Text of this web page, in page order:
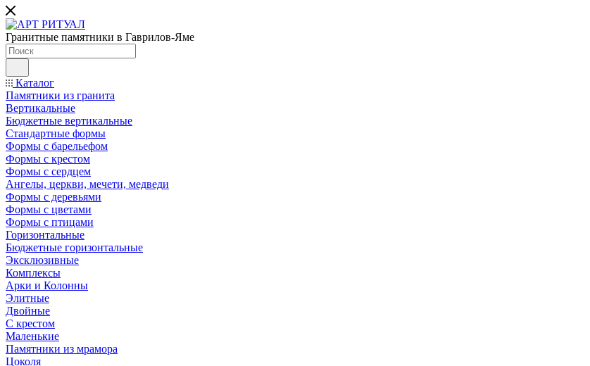
Гранитные памятники в Гаврилов-Яме
Каталог
Памятники из гранита
Вертикальные
Бюджетные вертикальные
Стандартные формы
Формы с барельефом
Формы с крестом
Формы с сердцем
Ангелы, церкви, мечети, медведи
Формы с деревьями
Формы с цветами
Формы с птицами
Горизонтальные
Бюджетные горизонтальные
Эксклюзивные
Комплексы
Арки и Колонны
Элитные
Двойные
С крестом
Маленькие
Памятники из мрамора
Цоколя